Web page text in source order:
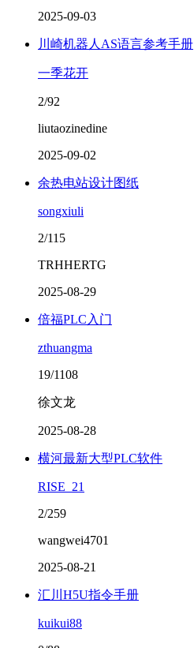
2025-09-03
川崎机器人AS语言参考手册
一季花开
2/92
liutaozinedine
2025-09-02
余热电站设计图纸
songxiuli
2/115
TRHHERTG
2025-08-29
倍福PLC入门
zthuangma
19/1108
徐文龙
2025-08-28
横河最新大型PLC软件
RISE_21
2/259
wangwei4701
2025-08-21
汇川H5U指令手册
kuikui88